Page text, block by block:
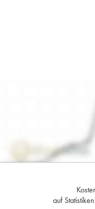
auf